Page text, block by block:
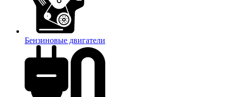
Бензиновые двигатели